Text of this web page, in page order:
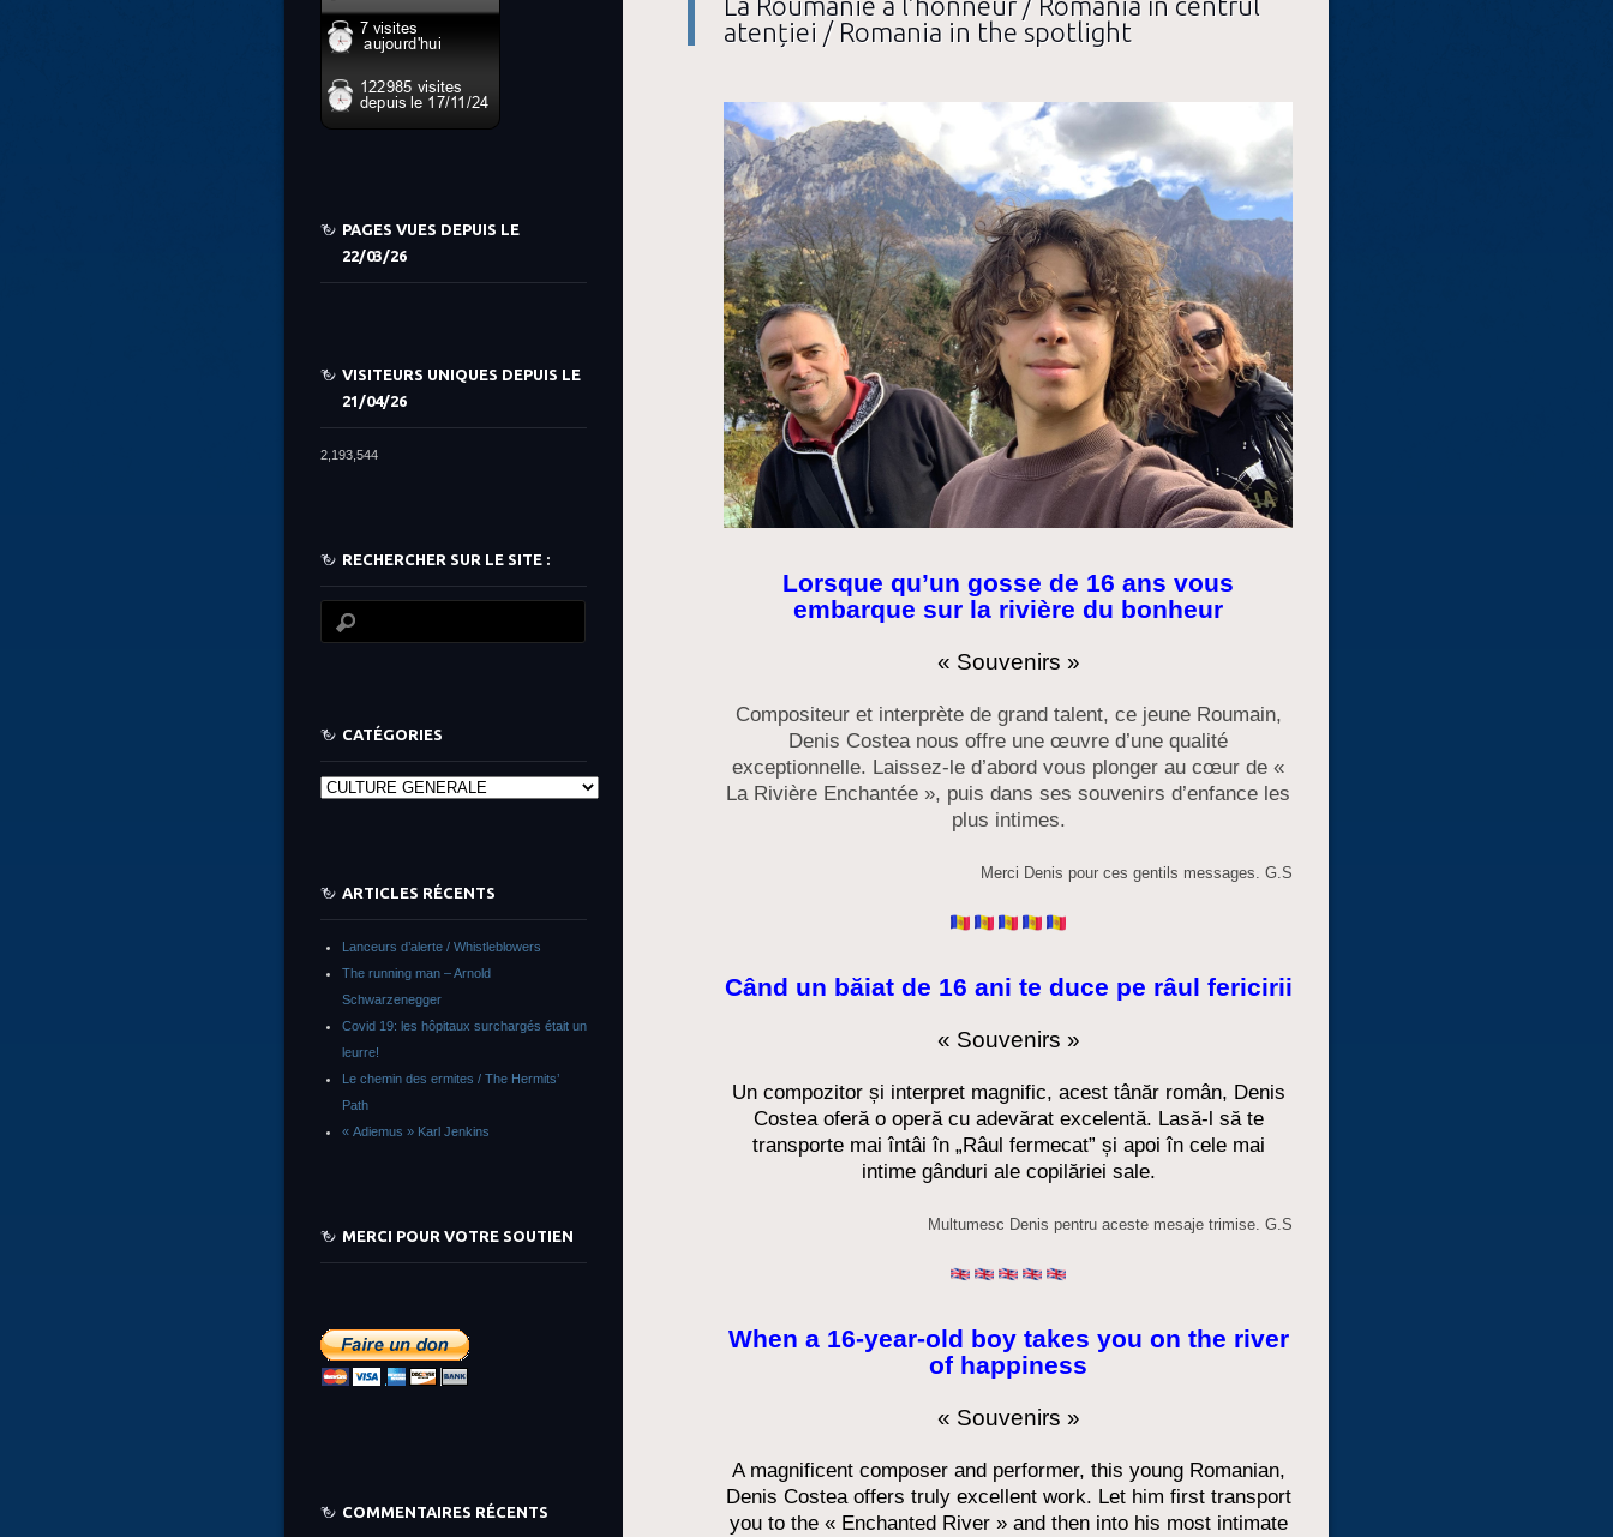
atenției / Romania in the spotlight
Lorsque qu’un gosse de 16 ans vous
embarque sur la rivière du bonheur
« Souvenirs »
Compositeur et interprète de grand talent, ce jeune Roumain,
Denis Costea nous offre une œuvre d’une qualité
exceptionnelle. Laissez-le d’abord vous plonger au cœur de «
La Rivière Enchantée », puis dans ses souvenirs d’enfance les
plus intimes.
Merci Denis pour ces gentils messages. G.S
Când un băiat de 16 ani te duce pe râul fericirii
« Souvenirs »
Un compozitor și interpret magnific, acest tânăr român, Denis
Costea oferă o operă cu adevărat excelentă. Lasă-l să te
transporte mai întâi în „Râul fermecat” și apoi în cele mai
intime gânduri ale copilăriei sale.
Multumesc Denis pentru aceste mesaje trimise. G.S
When a 16-year-old boy takes you on the river
of happiness
« Souvenirs »
A magnificent composer and performer, this young Romanian,
Denis Costea offers truly excellent work. Let him first transport
you to the « Enchanted River » and then into his most intimate
PAGES VUES DEPUIS LE
22/03/26
VISITEURS UNIQUES DEPUIS LE
21/04/26
2,193,544
RECHERCHER SUR LE SITE :
CATÉGORIES
Catégories
ARTICLES RÉCENTS
Lanceurs d’alerte / Whistleblowers
The running man – Arnold
Schwarzenegger
Covid 19: les hôpitaux surchargés était un
leurre!
Le chemin des ermites / The Hermits’
Path
« Adiemus » Karl Jenkins
MERCI POUR VOTRE SOUTIEN
COMMENTAIRES RÉCENTS